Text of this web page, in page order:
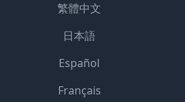
繁體中文
日本語
Español
Français